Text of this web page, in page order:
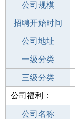
工作地点
公司规模
公司电话
招聘开始时间
招聘结束时间
公司地址
一级分类
二级分类
三级分类
其他行业
公司福利：
公司名称